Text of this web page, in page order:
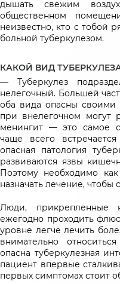
дышать свежим
общественном
неизвестно, кто с тобой
больной туберкулезом.
КАКОЙ ВИД
— Туберкулез
нелегочный. Большей
оба вида опасны своими
при внелегочном могут
менингит — это самое
чаще всего
опасная патология
развиваются язвы
Поэтому необходимо
назначать лечение,
Люди, прикрепленные
ежегодно проходить
уровне легче лечить
внимательно
опасна туберкулезная
пациент впервые
первых симптомах стоит